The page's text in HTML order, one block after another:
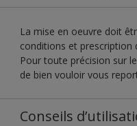
La mise en oeuvre doit
conditions et prescription
Pour toute précision sur
de bien vouloir vous
Conseils